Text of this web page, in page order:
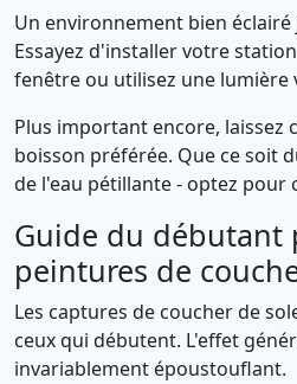
Un environnement bien
Essayez d'installer votre
fenêtre ou utilisez une lumière
Plus important encore, laissez
boisson préférée. Que ce soit
de l'eau pétillante - optez pour
Guide du débutant
peintures de
Les captures de coucher de
ceux qui débutent. L'effet
invariablement époustouflant.